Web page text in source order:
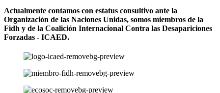
Actualmente contamos con estatus consultivo ante la
Organización de las Naciones Unidas, somos miembros de la
Fidh y de la Coalición Internacional Contra las Desapariciones
Forzadas - ICAED.